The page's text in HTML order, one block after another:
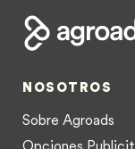
NOSOTROS
Sobre Agroads